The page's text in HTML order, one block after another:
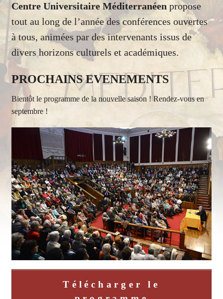
À PROPOS
CONTACT
Centre Universitaire Méditerranéen propose
tout au long de l’année des conférences ouvertes
à tous, animées par des intervenants issus de
divers horizons culturels et académiques.
PROCHAINS EVENEMENTS
Bientôt le programme de la nouvelle saison ! Rendez-vous en
septembre !
Télécharger le